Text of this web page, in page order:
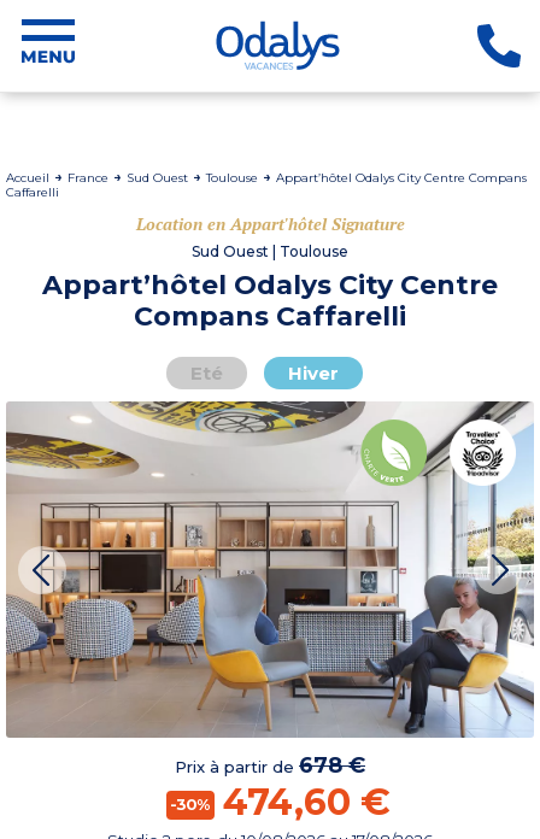
Accueil France Sud Ouest Toulouse
Appart’hôtel Odalys City Centre Compans
Caffarelli
Location en Appart'hôtel Signature
Sud Ouest | Toulouse
Appart’hôtel Odalys City Centre
Compans Caffarelli
Eté Hiver
Prix à partir de 678 €
-30% 474,60 €